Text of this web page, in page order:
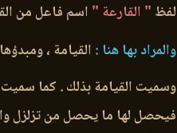
لفظ" القارعة " اسم فاعل من
والمراد بها هنا : القيامة ،
وسميت القيامة بذلك . كما سميت
فيحصل لها ما يحصل من تزلزل